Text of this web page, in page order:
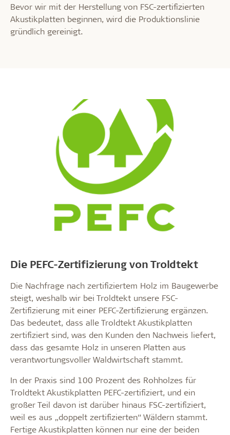
Bevor wir mit der Herstellung von FSC-zertifizierten
Akustikplatten beginnen, wird die Produktionslinie
gründlich gereinigt.
Die PEFC-Zertifizierung von Troldtekt
Die Nachfrage nach zertifiziertem Holz im Baugewerbe
steigt, weshalb wir bei Troldtekt unsere FSC-
Zertifizierung mit einer PEFC-Zertifizierung ergänzen.
Das bedeutet, dass alle Troldtekt Akustikplatten
zertifiziert sind, was den Kunden den Nachweis liefert,
dass das gesamte Holz in unseren Platten aus
verantwortungsvoller Waldwirtschaft stammt.
In der Praxis sind 100 Prozent des Rohholzes für
Troldtekt Akustikplatten PEFC-zertifiziert, und ein
großer Teil davon ist darüber hinaus FSC-zertifiziert,
weil es aus „doppelt zertifizierten“ Wäldern stammt.
Fertige Akustikplatten können nur eine der beiden